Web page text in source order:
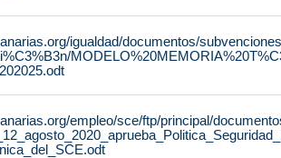
igualdad/documentos/
empleo/sce/ftp/principal/